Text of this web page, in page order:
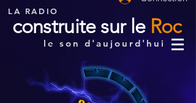
LA RADIO
construite sur le Roc
le son d'aujourd'hui